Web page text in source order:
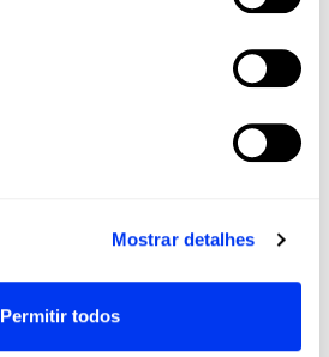
Mostrar detalhes
Permitir todos